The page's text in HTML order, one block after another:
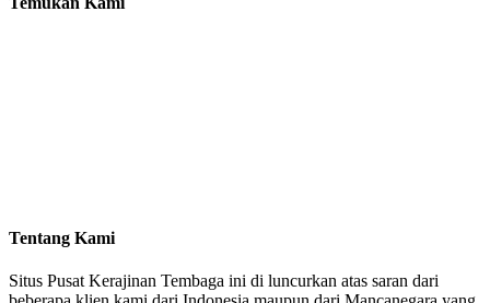
Tentang Kami
Situs Pusat Kerajinan Tembaga ini di luncurkan atas saran dari